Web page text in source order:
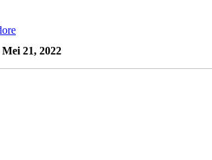
Mei 21, 2022